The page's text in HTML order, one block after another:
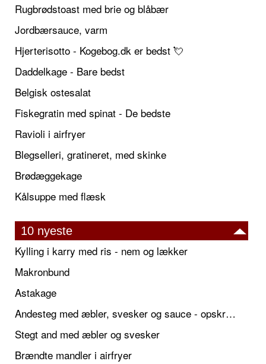
Rugbrødstoast med brie og blåbær
Jordbærsauce, varm
Hjerterisotto - Kogebog.dk er bedst 💘
Daddelkage - Bare bedst
Belgisk ostesalat
Fiskegratin med spinat - De bedste
Ravioli i airfryer
Blegselleri, gratineret, med skinke
Brødæggekage
Kålsuppe med flæsk
10 nyeste
Kylling i karry med ris - nem og lækker
Makronbund
Astakage
Andesteg med æbler, svesker og sauce - opskrift også til jul
Stegt and med æbler og svesker
Brændte mandler i airfryer